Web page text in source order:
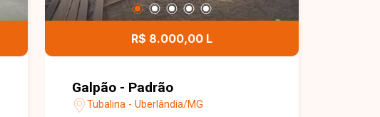
R$ 8.000,00 L
Galpão - Padrão
Tubalina - Uberlândia/MG